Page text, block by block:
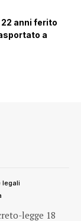
anni ferito
a
legge 18
legali